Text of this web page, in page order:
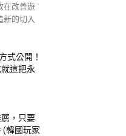
在改善遊
新的切入
式公開！
這把永
，只要
(韓國玩家